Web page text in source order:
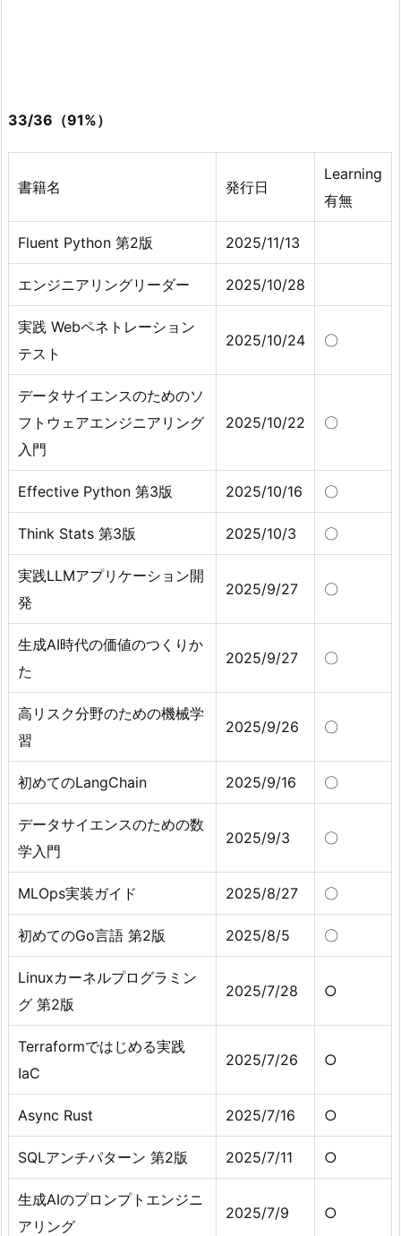
33/36（91%）
書籍名 発行日
Learning
有無
Fluent Python 第2版 2025/11/13
エンジニアリングリーダー 2025/10/28
実践 Webペネトレーション
テスト
2025/10/24 〇
データサイエンスのためのソ
フトウェアエンジニアリング
入門
2025/10/22 〇
Effective Python 第3版 2025/10/16 〇
Think Stats 第3版 2025/10/3 〇
実践LLMアプリケーション開
発
2025/9/27 〇
生成AI時代の価値のつくりか
た
2025/9/27 〇
高リスク分野のための機械学
習
2025/9/26 〇
初めてのLangChain 2025/9/16 〇
データサイエンスのための数
学入門
2025/9/3 〇
MLOps実装ガイド 2025/8/27 〇
初めてのGo言語 第2版 2025/8/5 〇
Linuxカーネルプログラミン
グ 第2版
2025/7/28 ○
Terraformではじめる実践
IaC
2025/7/26 ○
Async Rust 2025/7/16 ○
SQLアンチパターン 第2版 2025/7/11 ○
生成AIのプロンプトエンジニ
アリング
2025/7/9 ○